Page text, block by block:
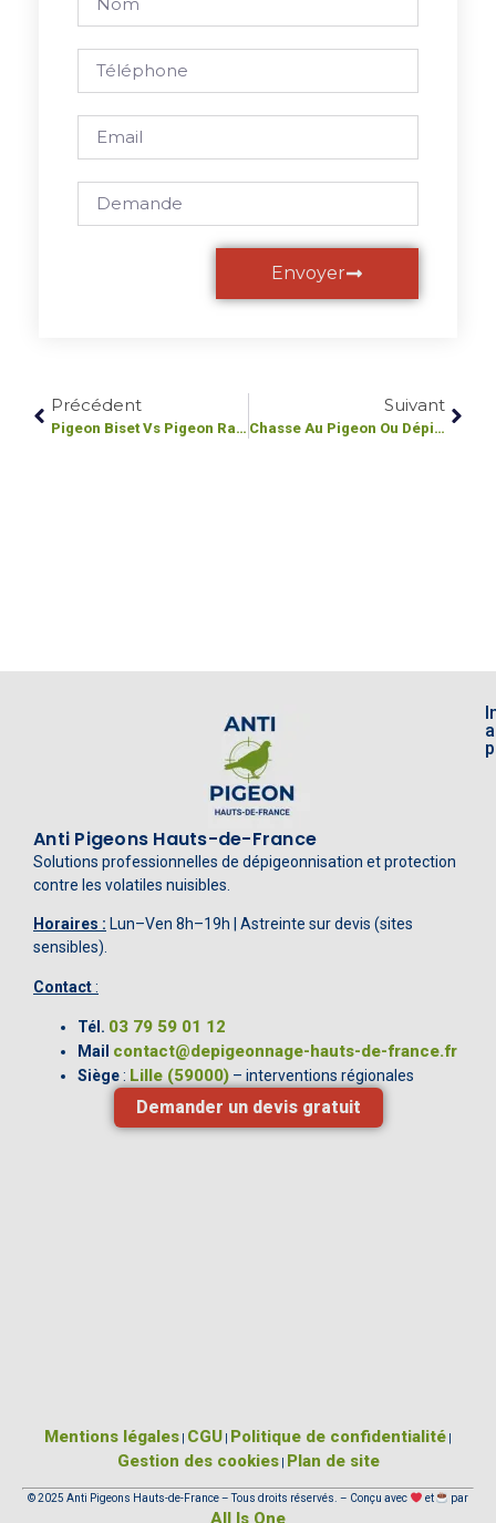
Envoyer
Précédent
Pigeon Biset Vs Pigeon Ramier : Ne Pas Confondre L’espèce Urbaine Et L’oiseau Protégé
Suivant
Chasse Au Pigeon Ou Dépigeonnage ? Comprendre La Différence
Anti Pigeons Hauts-de-France
Solutions professionnelles de dépigeonnisation et protection
contre les volatiles nuisibles.
Horaires : Lun–Ven 8h–19h | Astreinte sur devis (sites
sensibles).
Contact:
Tél. 03 79 59 01 12
Mail contact@depigeonnage-hauts-de-france.fr
Siège: Lille (59000) – interventions régionales
Demander un devis gratuit
Mentions légales CGU Politique de confidentialité
Gestion des cookies| Plan de site
© 2025 Anti Pigeons Hauts-de-France – Tous droits réservés. – Conçu avec et par
All Is One